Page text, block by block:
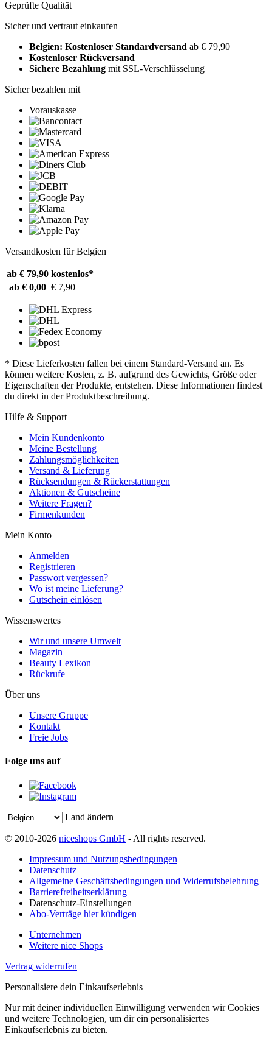
Geprüfte Qualität
Sicher und vertraut einkaufen
Belgien: Kostenloser Standardversand ab € 79,90
Kostenloser Rückversand
Sichere Bezahlung mit SSL-Verschlüsselung
Sicher bezahlen mit
Vorauskasse
Versandkosten für Belgien
ab € 79,90 kostenlos*
ab € 0,00 € 7,90
* Diese Lieferkosten fallen bei einem Standard-Versand an. Es
können weitere Kosten, z. B. aufgrund des Gewichts, Größe oder
Eigenschaften der Produkte, entstehen. Diese Informationen findest
du direkt in der Produktbeschreibung.
Hilfe & Support
Mein Kundenkonto
Meine Bestellung
Zahlungsmöglichkeiten
Versand & Lieferung
Rücksendungen & Rückerstattungen
Aktionen & Gutscheine
Weitere Fragen?
Firmenkunden
Mein Konto
Anmelden
Registrieren
Passwort vergessen?
Wo ist meine Lieferung?
Gutschein einlösen
Wissenswertes
Wir und unsere Umwelt
Magazin
Beauty Lexikon
Rückrufe
Über uns
Unsere Gruppe
Kontakt
Freie Jobs
Folge uns auf
Land ändern
© 2010-2026 niceshops GmbH - All rights reserved.
Impressum und Nutzungsbedingungen
Datenschutz
Allgemeine Geschäftsbedingungen und Widerrufsbelehrung
Barrierefreiheitserklärung
Datenschutz-Einstellungen
Abo-Verträge hier kündigen
Unternehmen
Weitere nice Shops
Vertrag widerrufen
Personalisiere dein Einkaufserlebnis
Nur mit deiner individuellen Einwilligung verwenden wir Cookies
und weitere Technologien, um dir ein personalisiertes
Einkaufserlebnis zu bieten.